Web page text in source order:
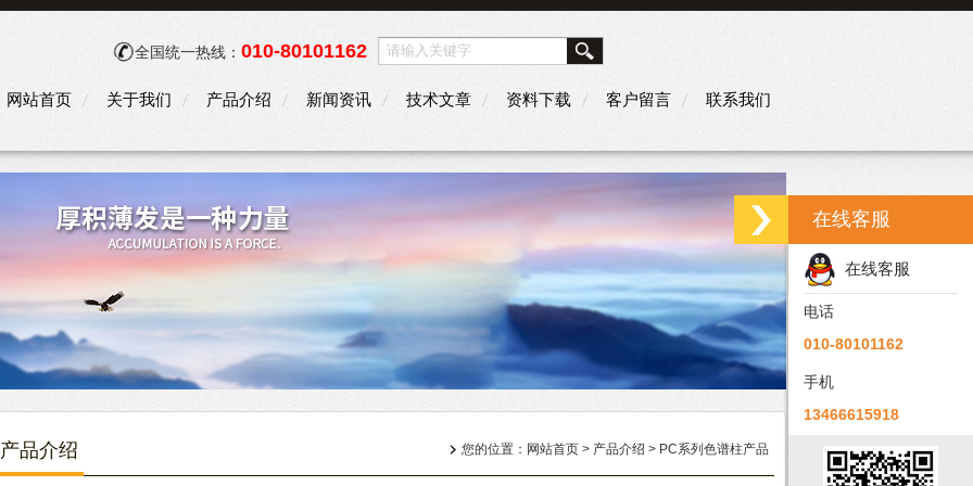
全国统一热线： 010-80101162
网站首页 关于我们 产品介绍 新闻资讯 技术文章 资料下载 客户留言 联系我们
产品介绍 您的位置： 网站首页 > 产品介绍 > PC系列色谱柱产品
在线客服
在线客服
电话
010-80101162
手机
13466615918